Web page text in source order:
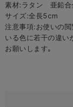
素材:ラタン 亜鉛合
サイズ:全長5cm
注意事項:お使いの
いる色に若干の違い
お願いします｡